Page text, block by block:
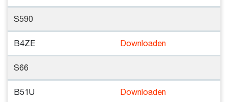
S590
B4ZE Downloaden
S66
B51U Downloaden